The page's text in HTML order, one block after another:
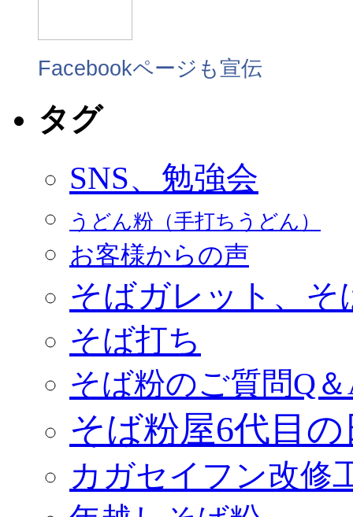
Facebookページも宣伝
タグ
SNS、勉強会
うどん粉（手打ちうどん）
お客様からの声
そばガレット、そ
そば打ち
そば粉のご質問Q
そば粉屋6代目
カガセイフン改修